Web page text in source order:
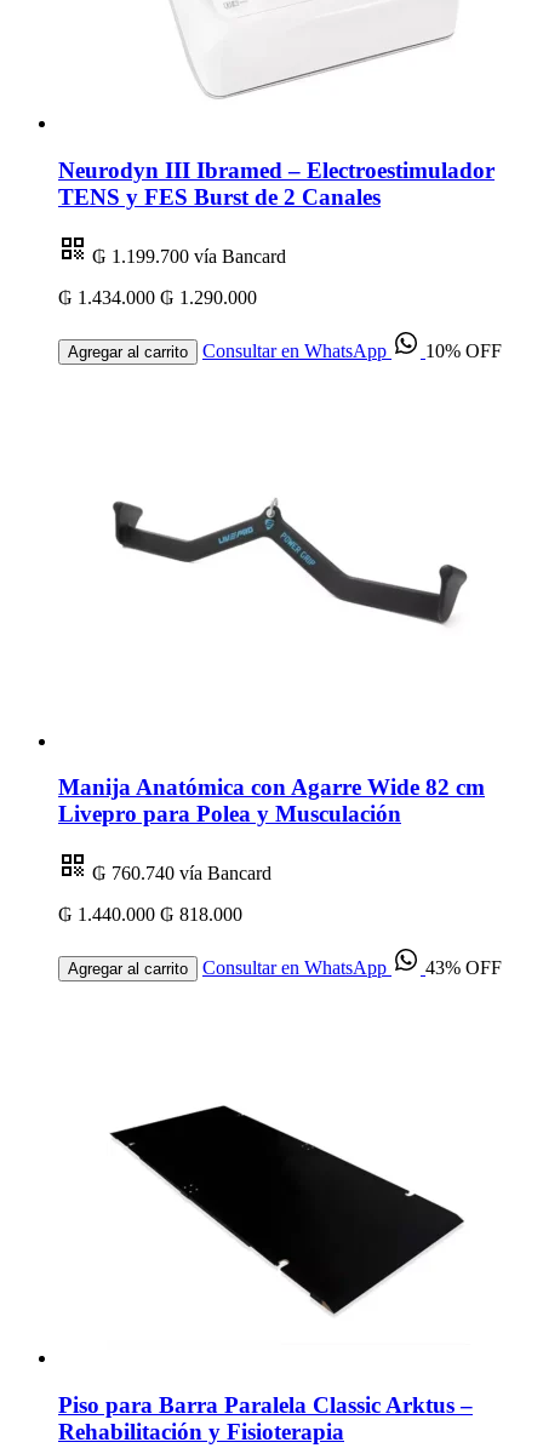
Neurodyn III Ibramed – Electroestimulador
TENS y FES Burst de 2 Canales
₲ 1.199.700 vía Bancard
₲ 1.434.000 ₲ 1.290.000
Agregar al carrito Consultar en WhatsApp 10% OFF
Manija Anatómica con Agarre Wide 82 cm
Livepro para Polea y Musculación
₲ 760.740 vía Bancard
₲ 1.440.000 ₲ 818.000
Agregar al carrito Consultar en WhatsApp 43% OFF
Piso para Barra Paralela Classic Arktus –
Rehabilitación y Fisioterapia